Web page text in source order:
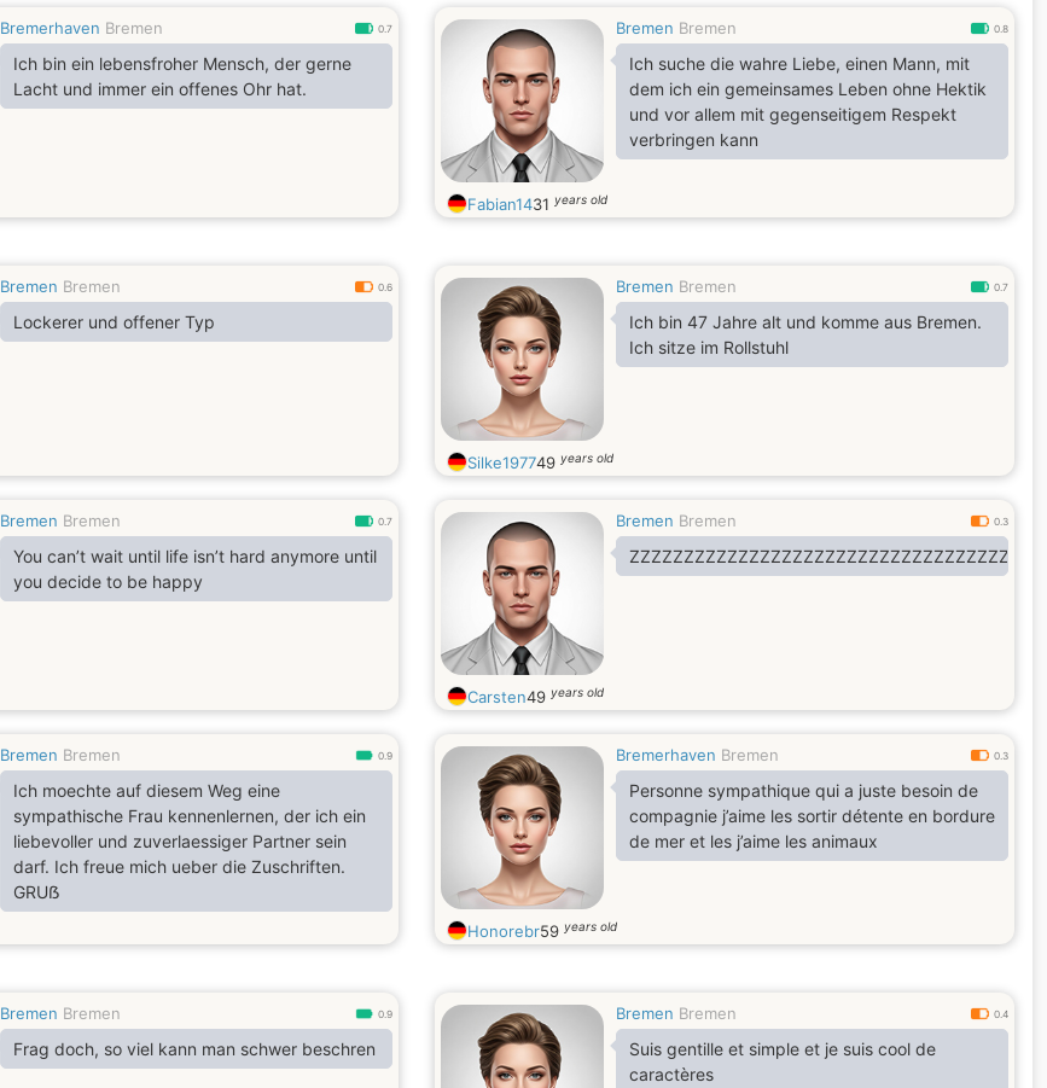
Bremerhaven Bremen 0.7
Ich bin ein lebensfroher Mensch, der gerne
Lacht und immer ein offenes Ohr hat.
Bremen Bremen 0.8
Ich suche die wahre Liebe, einen Mann, mit
dem ich ein gemeinsames Leben ohne Hektik
und vor allem mit gegenseitigem Respekt
verbringen kann
Fabian1431 years old
Bremen Bremen 0.6
Lockerer und offener Typ
Bremen Bremen 0.7
Ich bin 47 Jahre alt und komme aus Bremen.
Ich sitze im Rollstuhl
Silke197749 years old
Bremen Bremen 0.7
You can’t wait until life isn’t hard anymore until
you decide to be happy
Bremen Bremen 0.3
Carsten49 years old
Bremen Bremen 0.9
Ich moechte auf diesem Weg eine
sympathische Frau kennenlernen, der ich ein
liebevoller und zuverlaessiger Partner sein
darf. Ich freue mich ueber die Zuschriften.
GRUẞ
Bremerhaven Bremen 0.3
Personne sympathique qui a juste besoin de
compagnie j’aime les sortir détente en bordure
de mer et les j’aime les animaux
Honorebr59 years old
Bremen Bremen 0.9
Frag doch, so viel kann man schwer beschren
Bremen Bremen 0.4
Suis gentille et simple et je suis cool de
caractères